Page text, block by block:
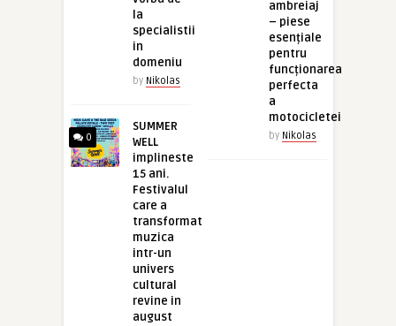
la
specialistii
in
domeniu
by Nikolas
0
SUMMER
WELL
implineste
15 ani.
Festivalul
care a
transformat
muzica
intr-un
univers
cultural
revine in
august
ambreiaj
– piese
esențiale
pentru
funcționarea
perfecta
a
motocicletei
by Nikolas